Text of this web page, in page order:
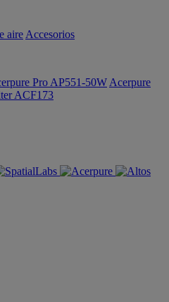
aire Accesorios
Pro AP551-50W Acerpure
ACF173